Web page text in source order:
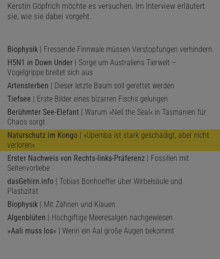
Kerstin Göpfrich möchte es versuchen. Im Interview erläutert
sie, wie sie dabei vorgeht.
Biophysik | Fressende Finnwale müssen Verstopfungen verhindern
H5N1 in Down Under | Sorge um Australiens Tierwelt –
Vogelgrippe breitet sich aus
Artensterben | Dieser letzte Baum soll gerettet werden
Tiefsee | Erste Bilder eines bizarren Fischs gelungen
Berühmter See-Elefant | Warum »Neil the Seal« in Tasmanien für
Chaos sorgt
Naturschutz im Kongo | »Upemba ist stark geschädigt, aber nicht
verloren«
Erster Nachweis von Rechts-links-Präferenz | Fossilien mit
Seitenvorliebe
dasGehirn.info | Tobias Bonhoeffer über Wirbelsäule und
Plastizität
Biophysik | Mit Zähnen und Klauen
Algenblüten | Hochgiftige Meeresalgen nachgewiesen
»Aali muss los« | Wenn ein Aal große Augen bekommt